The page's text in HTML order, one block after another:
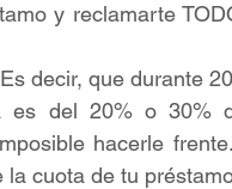
y reclamarte
decir, que durante
es del 20% o 30%
hacerle
la cuota de tu